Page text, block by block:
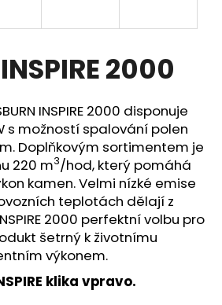
2000
INSPIRE 2000 disponuje
s možností spalování polen
Doplňkovým sortimentem je
220 m3/hod, který pomáhá
kamen. Velmi nízké emise
teplotách dělají z
2000 perfektní volbu pro
šetrný k životnímu
výkonem.
klika vpravo.
HLEDAT